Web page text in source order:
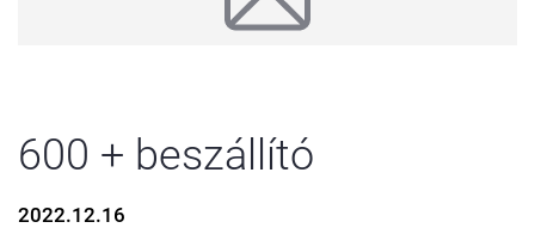
600 + beszállító
2022.12.16